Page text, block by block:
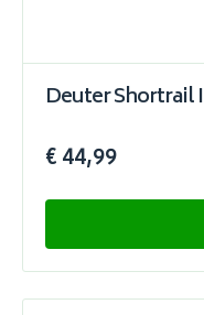
Deuter Shortrail
€ 44,99